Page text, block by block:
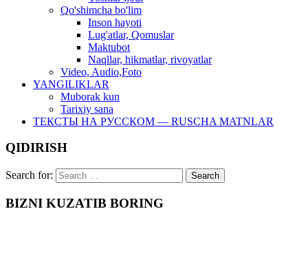
Qo'shimcha bo'lim
Inson hayoti
Lug'atlar, Qomuslar
Maktubot
Naqllar, hikmatlar, rivoyatlar
Video, Audio,Foto
YANGILIKLAR
Muborak kun
Tarixiy sana
ТЕКСТЫ НА РУССКОМ — RUSCHA MATNLAR
QIDIRISH
Search for:
BIZNI KUZATIB BORING